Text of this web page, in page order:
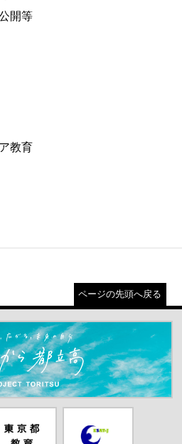
開等
教育
ページの先頭へ戻る
ドウが開きます）
会（別ウイ
ピーキングテ